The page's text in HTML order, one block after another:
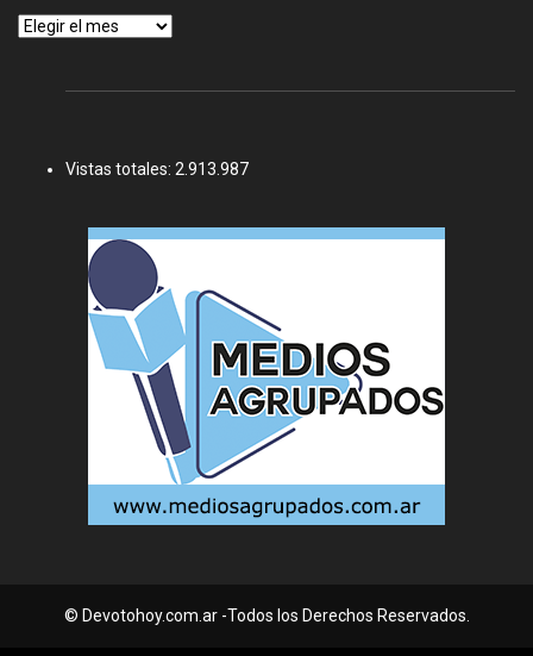
Archivos
Vistas totales: 2.913.987
© Devotohoy.com.ar -Todos los Derechos Reservados.